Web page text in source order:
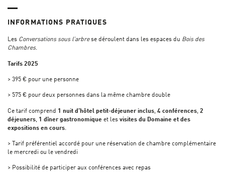
INFORMATIONS PRATIQUES
Les Conversations sous l’arbrese déroulent dans les espaces du Bois des
Chambres.
Tarifs 2025
> 395 € pour une personne
> 575 € pour deux personnes dans la même chambre double
Ce tarif comprend 1 nuit d’hôtel petit-déjeuner inclus, 4 conférences, 2
déjeuners, 1 dîner gastronomique et les visites du Domaine et des
expositions en cours.
> Tarif préférentiel accordé pour une réservation de chambre complémentaire
le mercredi ou le vendredi
> Possibilité de participer aux conférences avec repas